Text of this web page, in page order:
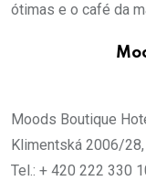
ótimas e o café da
Moods Boutique
Klimentská 2006/
Tel.: + 420 222 330